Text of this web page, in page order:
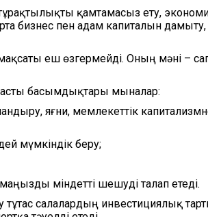
қамтамасыз ету,
бизнес пен адам капиталын дамыту,
еш өзгермейді. Оның мәні –
басымдықтары мыналар:
яғни, мемлекеттік
мүмкіндік беру;
міндетті шешуді талап етеді.
тұтас салалардың инвестициялық